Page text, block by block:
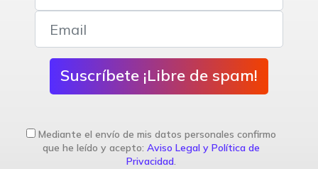
Suscríbete ¡Libre de spam!
Mediante el envío de mis datos personales confirmo
que he leído y acepto: Aviso Legal y Política de
Privacidad.